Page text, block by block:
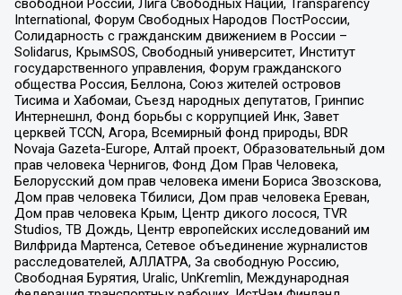
свободной России, Лига Свободных Наций, Transparеncy
International, Форум Свободных Народов ПостРоссии,
Солидарность с гражданским движением в России –
Solidarus, КрымSOS, Свободный университет, Институт
государственного управления, Форум гражданского
общества Россия, Беллона, Союз жителей островов
Тисима и Хабомаи, Съезд народных депутатов, Гринпис
Интернешнл, Фонд борьбы с коррупцией Инк, Завет
церквей TCCN, Агора, Всемирный фонд природы, BDR
Novaja Gazeta-Europe, Алтай проект, Образовательный дом
прав человека Чернигов, Фонд Дом Прав Человека,
Белорусский дом прав человека имени Бориса Звозскова,
Дом прав человека Тбилиси, Дом прав человека Ереван,
Дом прав человека Крым, Центр дикого лосося, TVR
Studios, ТВ Дождь, Центр европейских исследований им
Вилфрида Мартенса, Сетевое объединение журналистов
расследователей, АЛЛАТРА, За свободную Россию,
Свободная Бурятия, Uralic, UnKremlin, Международная